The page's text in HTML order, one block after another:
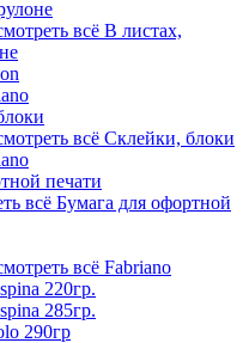
всё В листах,
всё Склейки, блоки
печати
всё Бумага для офортной
всё Fabriano
220гр.
285гр.
290гр